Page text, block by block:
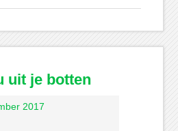
uit je botten
2017